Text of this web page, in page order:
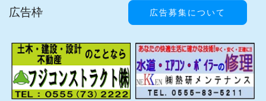
広告枠 広告募集について